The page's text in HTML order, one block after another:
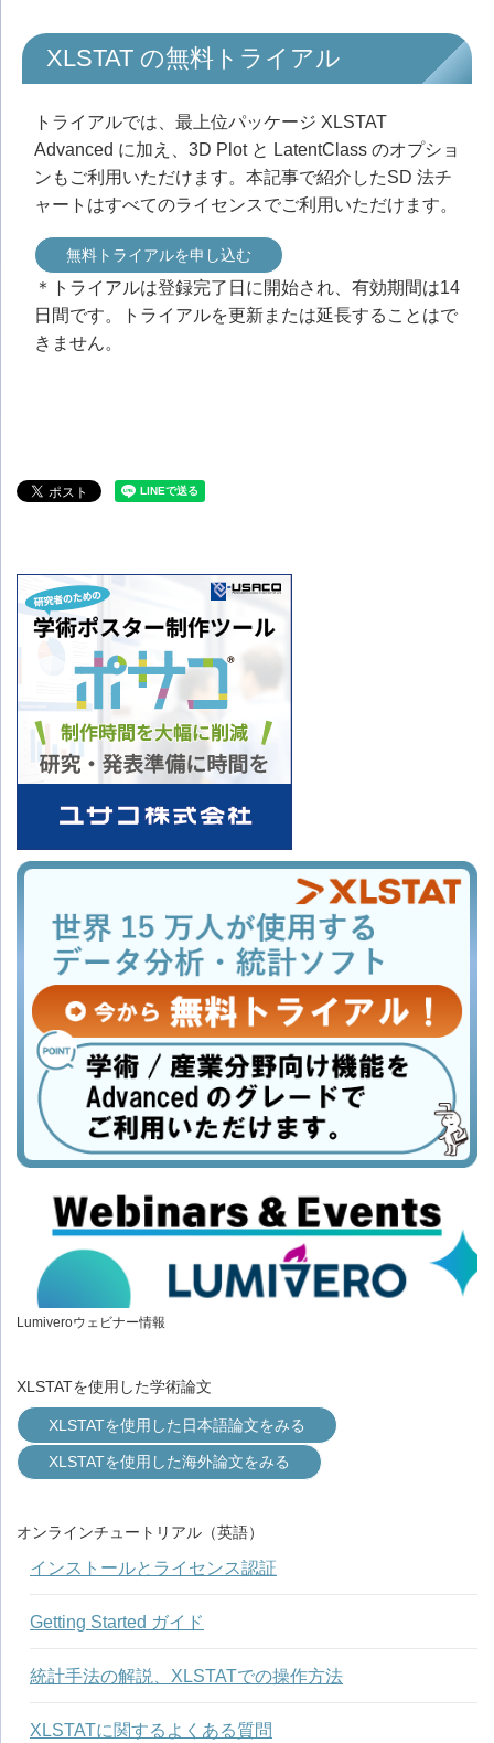
XLSTAT の無料トライアル
トライアルでは、最上位パッケージ XLSTAT
Advanced に加え、3D Plot と LatentClass のオプショ
ンもご利用いただけます。本記事で紹介したSD 法チ
ャートはすべてのライセンスでご利用いただけます。
無料トライアルを申し込む
＊トライアルは登録完了日に開始され、有効期間は14
日間です。トライアルを更新または延長することはで
きません。
Lumiveroウェビナー情報
XLSTATを使用した学術論文
XLSTATを使用した日本語論文をみる
XLSTATを使用した海外論文をみる
オンラインチュートリアル（英語）
インストールとライセンス認証
Getting Started ガイド
統計手法の解説、XLSTATでの操作方法
XLSTATに関するよくある質問